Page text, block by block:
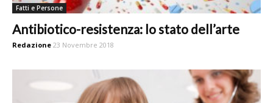
Fatti e Persone
Antibiotico-resistenza: lo stato dell’arte
Redazione 23 Novembre 2018